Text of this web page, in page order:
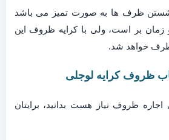
ظرف ها به صورت تمیز می باشد
بر است، ولی با کرایه ظروف این
طرف خواهد شد.
ظروف کرایه لوجلی
ظروف نیاز هست بدانید، برایتان